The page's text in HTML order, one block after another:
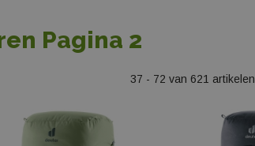
Pagina 2
37 - 72 van 621 artikelen